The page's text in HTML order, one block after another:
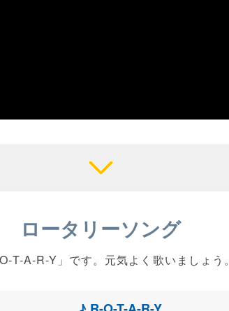
ロータリーソング
A-R-Y」です。元気よく歌いましょう。